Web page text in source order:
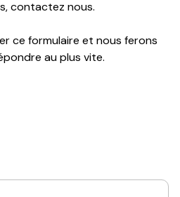
contactez nous.
ce formulaire et nous ferons
au plus vite.